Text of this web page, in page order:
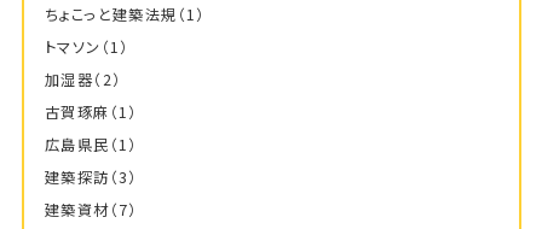
ちょこっと建築法規 （1）
トマソン （1）
加湿器（2）
古賀琢麻 （1）
広島県民 （1）
建築探訪 （3）
建築資材（7）